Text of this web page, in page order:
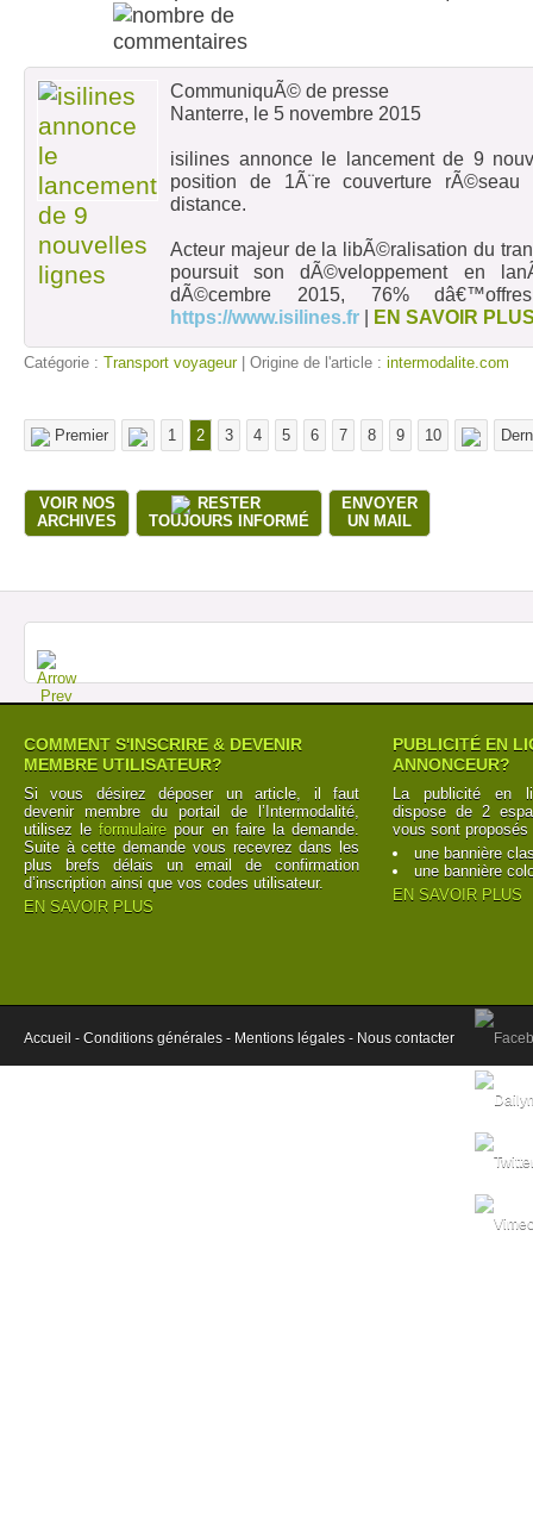
CommuniquÃ© de presse
Nanterre, le 5 novembre 2015
isilines annonce le lancement de 9
position de 1Ã¨re couverture
distance.
Acteur majeur de la libÃ©ralisation du
poursuit son dÃ©veloppement en
dÃ©cembre 2015, 76% dâ€™offres
https://www.isilines.fr | EN SAVOIR
Catégorie : Transport voyageur| Origine de l'article : intermodalite.com
Premier 1 2 3 4 5 6 7 8 9 10
VOIR NOS
ARCHIVES
RESTER
TOUJOURS INFORMÉ
ENVOYER
UN MAIL
COMMENT S'INSCRIRE & DEVENIR
MEMBRE UTILISATEUR?
Si vous désirez déposer un article, il faut
devenir membre du portail de l’Intermodalité,
utilisez leformulaire pour en faire la demande.
Suite à cette demande vous recevrez dans les
plus brefs délais un email de confirmation
d’inscription ainsi que vos codes utilisateur.
EN SAVOIR PLUS
PUBLICITÉ EN
ANNONCEUR?
La publicité en
dispose de 2
vous sont proposés
une bannière
une bannière
EN SAVOIR PLUS
Accueil - Conditions générales - Mentions légales - Nous contacter